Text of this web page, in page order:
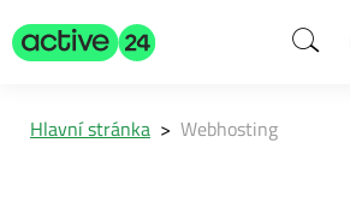
Hlavní stránka > Webhosting